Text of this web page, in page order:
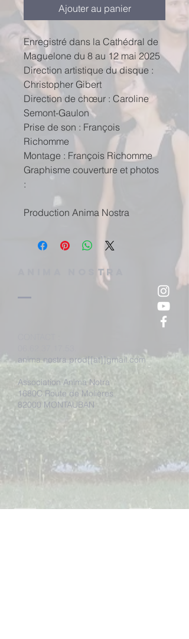
Ajouter au panier
Enregistré dans la Cathédral de
Maguelone du 8 au 12 mai 2025
Direction artistique du disque :
Christopher Gibert
Direction de chœur : Caroline
Semont-Gaulon
Prise de son : François
Richomme
Montage : François Richomme
Graphisme couverture et photos
:
Production Anima Nostra
ANIMA NOSTRA
anima.nostra.prod[[at]]gmail.com
Association Anima Notra
1680C Route de Molières
82000 MONTAUBAN
Faire un don Adhérer